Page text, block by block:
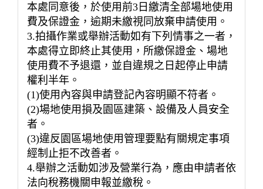
本處同意後，於使用前3日繳清全部場地使用
費及保證金，逾期未繳視同放棄申請使用。
3.拍攝作業或舉辦活動如有下列情事之一者，
本處得立即終止其使用，所繳保證金、場地
使用費不予退還，並自違規之日起停止申請
權利半年。
(1)使用內容與申請登記內容明顯不符者。
(2)場地使用損及園區建築、設備及人員安全
者。
(3)違反園區場地使用管理要點有關規定事項
經制止拒不改善者。
4.舉辦之活動如涉及營業行為，應由申請者依
法向稅務機關申報並繳稅。